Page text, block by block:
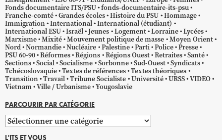
Fonds documentaire ITS/PSU fonds-documentaire-its-psu
Franche-comté Grandes écoles Histoire du PSU Hommage
Immigration International International (étudiant)
International ESU Israël Jeunes Logement Lorraine Lycées
Marxisme Mixité Mouvement politique de masse Moyen Orient
Nord Normandie Nucléaire Palestine Parti Police Presse
PSU 60-90 Réformes Régions Régions Ouest Retraites Santé
Sections Social Socialisme Sorbonne Sud-Ouest Syndicats
Tchécoslovaquie Textes de références Textes théoriques
Transition Travail Tribune Socialiste Université URSS VIDEO
Vietnam Ville / Urbanisme Yougoslavie
PARCOURIR PAR CATÉGORIE
Parcourir
par
L'ITS ET VOUS